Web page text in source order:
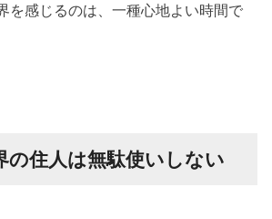
を感じるのは、一種心地よい時間で
の住人は無駄使いしない